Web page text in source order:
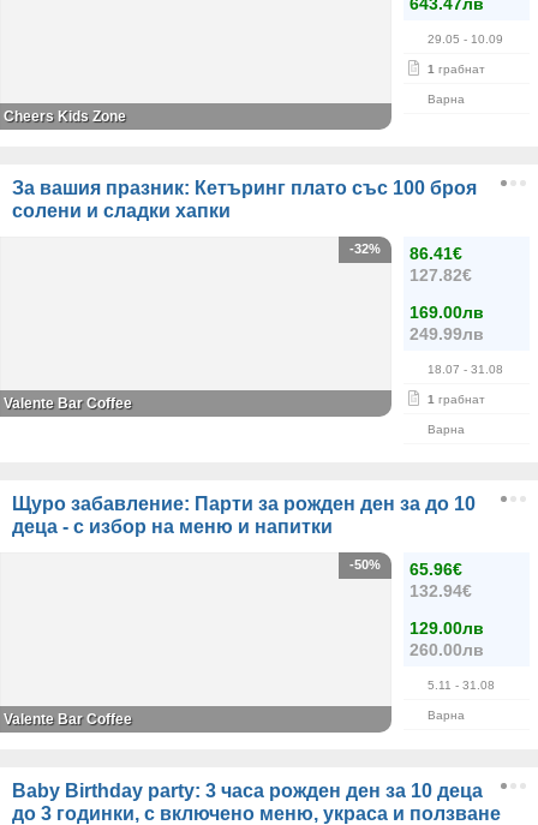
29.05 - 10.09
1 грабнат
Варна
Cheers Kids Zone
За вашия празник: Кетъринг плато със 100 броя
солени и сладки хапки
86.41€
127.82€
169.00лв
249.99лв
18.07 - 31.08
1 грабнат
Варна
-32%
Valente Bar Coffee
Щуро забавление: Парти за рожден ден за до 10
деца - с избор на меню и напитки
65.96€
132.94€
129.00лв
260.00лв
5.11 - 31.08
Варна
-50%
Valente Bar Coffee
Baby Birthday party: 3 часа рожден ден за 10 деца
до 3 годинки, с включено меню, украса и ползване